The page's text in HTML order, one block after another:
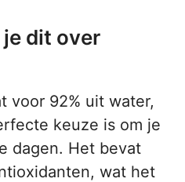
dit over
voor 92% uit water,
keuze is om je
dagen. Het bevat
wat het